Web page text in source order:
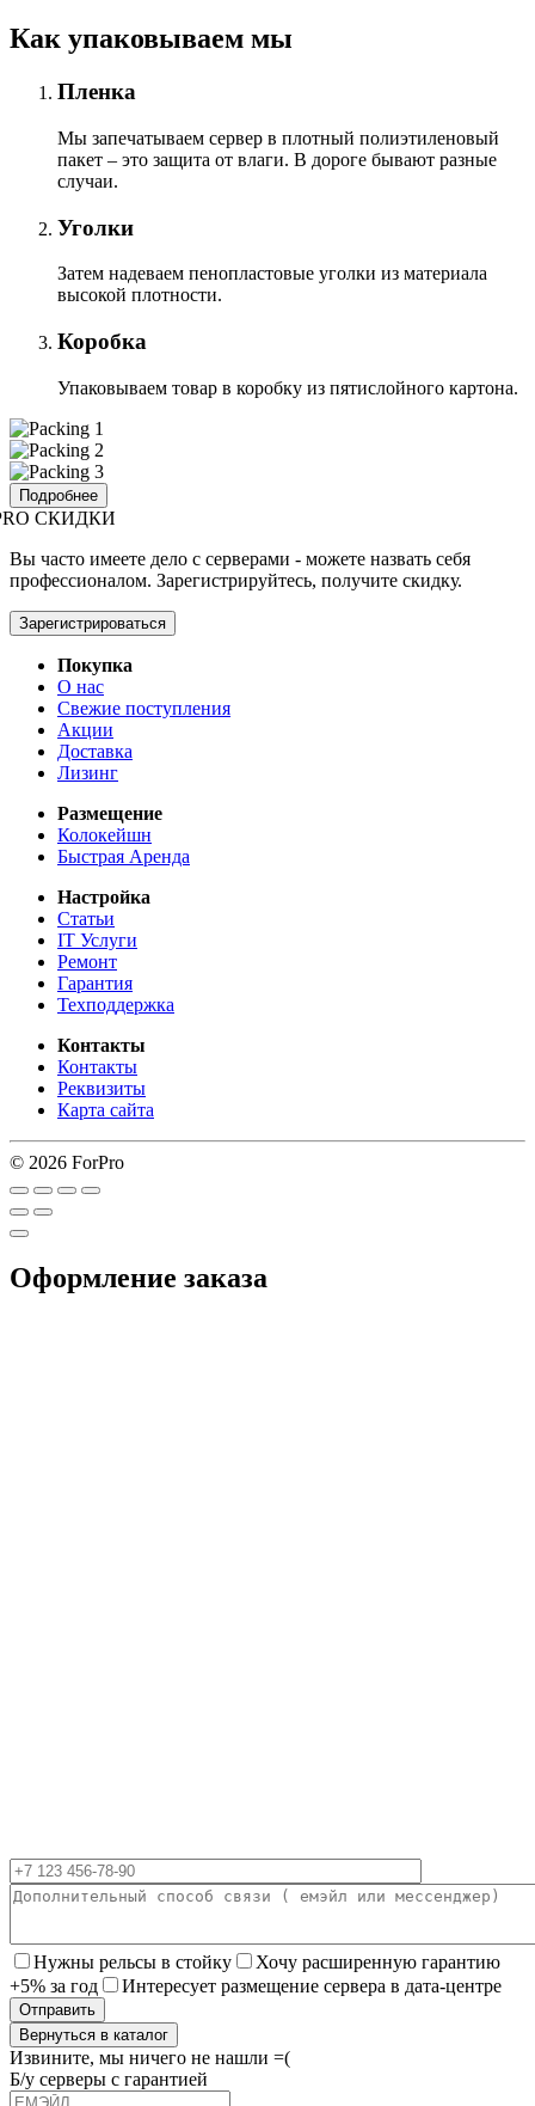
Как упаковываем мы
Пленка
Мы запечатываем сервер в плотный полиэтиленовый
пакет – это защита от влаги. В дороге бывают разные
случаи.
Уголки
Затем надеваем пенопластовые уголки из материала
высокой плотности.
Коробка
Упаковываем товар в коробку из пятислойного картона.
Подробнее
СКИДКИ
Вы часто имеете дело с серверами - можете назвать себя
профессионалом. Зарегистрируйтесь, получите скидку.
Зарегистрироваться
Покупка
О нас
Свежие поступления
Акции
Доставка
Лизинг
Размещение
Колокейшн
Быстрая Аренда
Настройка
Статьи
IT Услуги
Ремонт
Гарантия
Техподдержка
Контакты
Контакты
Реквизиты
Карта сайта
© 2026 ForPro
Оформление заказа
Нужны рельсы в стойку
Хочу расширенную гарантию
+5% за год
Интересует размещение сервера в дата-центре
Вернуться в каталог
Извините, мы ничего не нашли =(
Б/у серверы с гарантией